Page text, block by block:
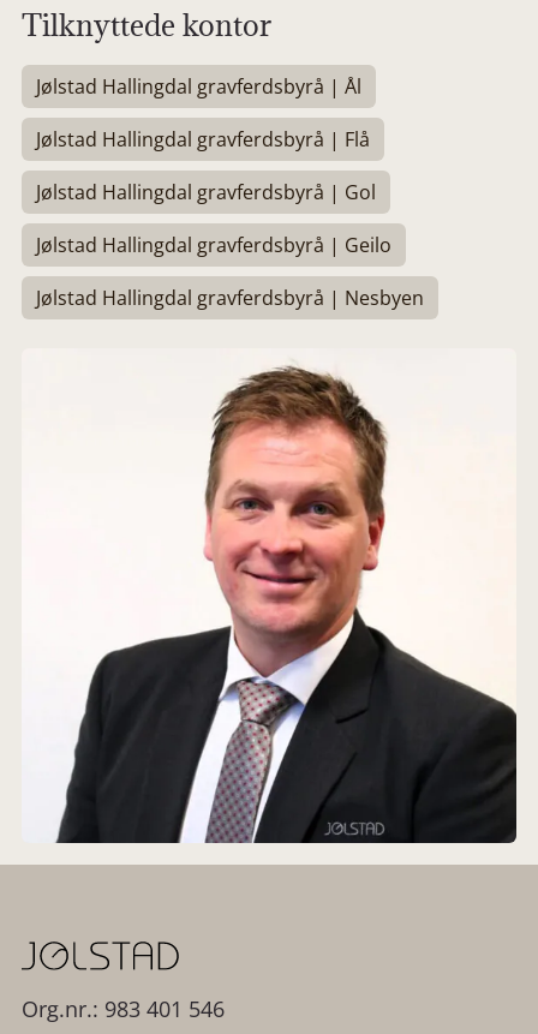
Tilknyttede kontor
Jølstad Hallingdal gravferdsbyrå | Ål
Jølstad Hallingdal gravferdsbyrå | Flå
Jølstad Hallingdal gravferdsbyrå | Gol
Jølstad Hallingdal gravferdsbyrå | Geilo
Jølstad Hallingdal gravferdsbyrå | Nesbyen
Org.nr.: 983 401 546